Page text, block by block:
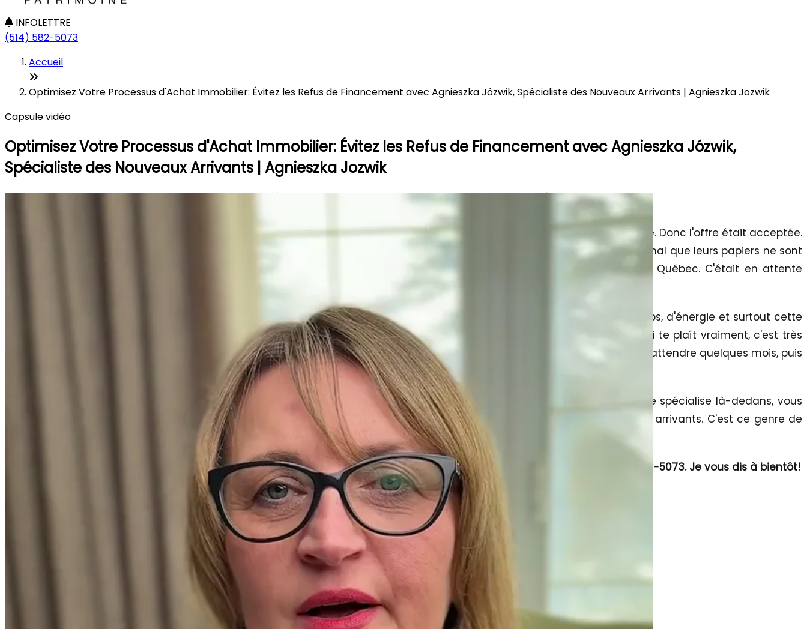
INFOLETTRE
(514) 582-5073
Accueil
Optimisez Votre Processus d'Achat Immobilier: Évitez les Refus de Financement avec Agnieszka Józwik, Spécialiste des Nouveaux Arrivants | Agnieszka Jozwik
Capsule vidéo
Optimisez Votre Processus d'Achat Immobilier: Évitez les Refus de Financement avec Agnieszka Józwik,
Spécialiste des Nouveaux Arrivants | Agnieszka Jozwik
Expérience de Financement Refusé
C'est déjà arrivé à une de mes collègues que le financement final a été refusé. Donc l'offre était acceptée.
Ils ont attendu deux semaines pour faire le financement, pour apprendre au final que leurs papiers ne sont
pas tout à fait en règle parce qu'ils avaient déjà le cercle de sélection du Québec. C'était en attente
d'avoir leur résidence permanente.
Donc savoir tout ça, ça aurait évité déjà à ces clients la perte inutile de temps, d'énergie et surtout cette
frustration à la fin parce que quand tu as fait une offre pour une maison qui te plaît vraiment, c'est très
frustrant après de la perdre, de ne pas la voir. Il aurait suffi à ce moment-là d'attendre quelques mois, puis
de prendre le temps, respirer un peu, être un peu plus patient.
Donc c'est le genre de situation que si vous travaillez avec un courtier qui se spécialise là-dedans, vous
pouvez éviter tout simplement. J'ai l'habitude de travailler avec les nouveaux arrivants. C'est ce genre de
choses qu'en travaillant avec moi, vous allez éviter.
Voilà, mon nom c'est Agnieszka Józwik. Mon numéro de téléphone c'est 514-582-5073. Je vous dis à bientôt!